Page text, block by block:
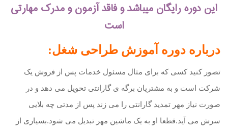
این دوره رایگان میباشد و فاقد آزمون و مدرک مهارتی
است
درباره دوره آموزش طراحی شغل:
تصور کنید کسی که برای مثال مسئول خدمات پس از فروش یک
شرکت است و به مشتریان برگه ی گارانتی تحویل می دهد و در
صورت نیاز مهر تمدید گارانتی را می زند پس از مدتی چه بلایی
سرش می آید.قطعا او به یک ماشین مهر تبدیل می شود.بسیاری از